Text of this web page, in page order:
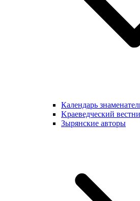
Календарь
Kраеведческий
Зырянские авторы